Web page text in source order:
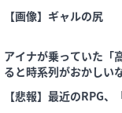
【画像】ギャルの尻
アイナが乗っていた「
ると時系列がおかしい
【悲報】最近のRPG